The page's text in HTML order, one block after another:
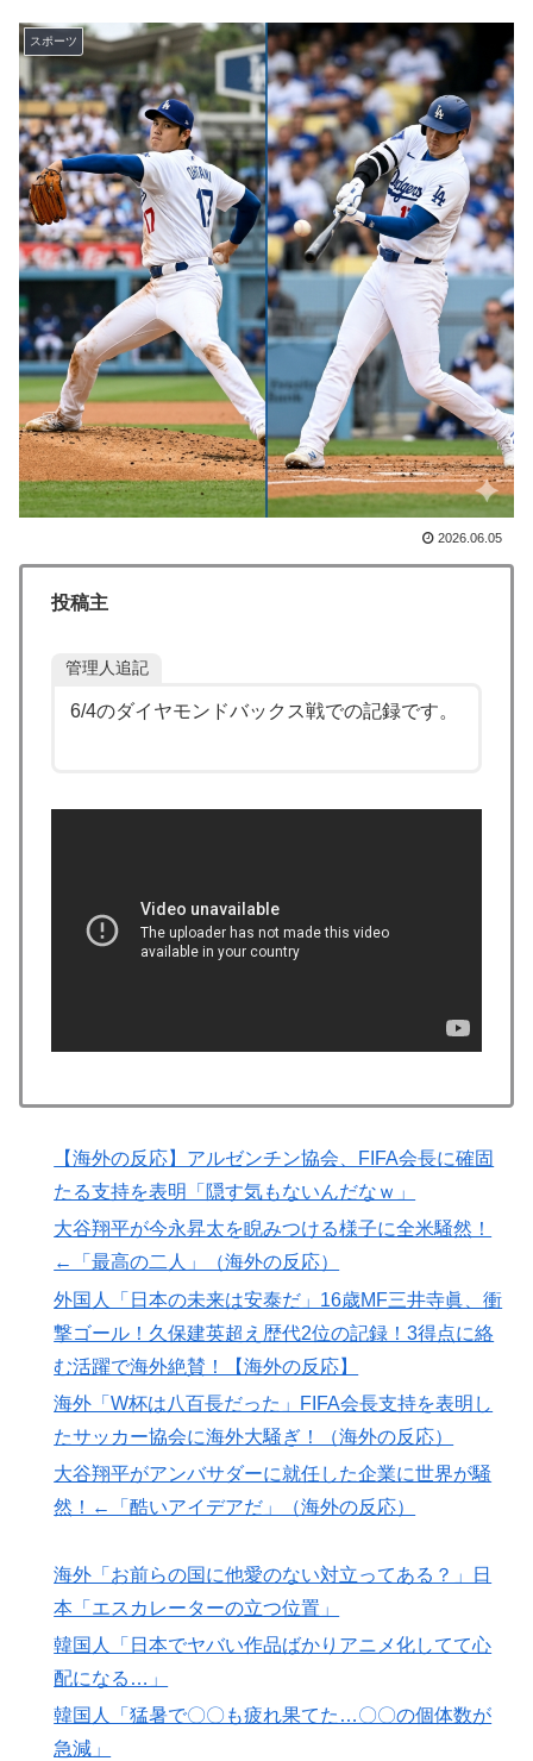
てしまったディズニー信者、帰国後『本家』に失望する
事態に
▶ 韓国人「猛暑で〇〇も疲れ果てた…〇〇の個体数が急
減」
▶ 移民ベトナム女達の宅飲み、レベチｗｗｗｗｗｗｗｗｗ
ｗｗｗｗｗｗｗｗｗｗｗｗｗｗｗ
▶ フランス人「欲張りすぎだ」中村敬斗、ランス残留の可
能性を会長が示唆！移籍金が交渉の壁に..現地サポの本
音がこれ！【海外の反応】
▶ 韓国人「とある日本の飲食店で、韓国人店員が韓国人団
体客と口論になった理由がこちら・・・」
▶ ワイ「飯食う前にうんちしたろ！（ﾌﾞﾘｯw）」
▶ 韓国人「韓国に10年間の出場権剥奪や過去ワールドカッ
プ、オリンピック予選の記録削除を要求するFIFA公式制
裁を海外メディアが報道！」
▶ 韓国人「韓国人が衝撃を受けた意外な日本の運転文化が
こちらです‥」→「日本人はこんなに徹底している‥」
「エスカレーターの立つ位置」
韓国人「大韓航空の熊本地震飲料水支援に対する日本人
の反応をご覧ください・・・」→「」
【朗報】レインボー池田、女子アナと結婚www
▶
国www」
▶
外国人「使い捨てだ」FIFA会長、辞任危機でトランプ政
権に泣き付くも無視されて海外失笑！【海外の反応】
海外「あるある！」日本を旅行した外国人が患う新たな
▶ ワールドカップは誰のものか FIFA新会社構想が10日
足らずで撤回された理由【海外の反応・解説】
▶
【海外の反応】日本のウェブサイトって質の低いものが
らな」「ゲームのUIは優れてるのに不思議」
イチローさん「僕は本を読まない。好きなアニメはドラ
ゴンボール」【海外の反応】
火山の兆し＝韓国の反応
した極限の中の日本人の姿に世界が衝撃
統がこちら・・・」
スポーツ
2026.06.05
投稿主
管理人追記
6/4のダイヤモンドバックス戦での記録です。
【海外の反応】アルゼンチン協会、FIFA会長に確固
たる支持を表明「隠す気もないんだなｗ」
大谷翔平が今永昇太を睨みつける様子に全米騒然！
←「最高の二人」（海外の反応）
外国人「日本の未来は安泰だ」16歳MF三井寺眞、衝
撃ゴール！久保建英超え歴代2位の記録！3得点に絡
む活躍で海外絶賛！【海外の反応】
海外「W杯は八百長だった」FIFA会長支持を表明し
たサッカー協会に海外大騒ぎ！（海外の反応）
大谷翔平がアンバサダーに就任した企業に世界が騒
然！←「酷いアイデアだ」（海外の反応）
海外「お前らの国に他愛のない対立ってある？」日
本「エスカレーターの立つ位置」
韓国人「日本でヤバい作品ばかりアニメ化してて心
配になる…」
韓国人「猛暑で〇〇も疲れ果てた…〇〇の個体数が
急減」